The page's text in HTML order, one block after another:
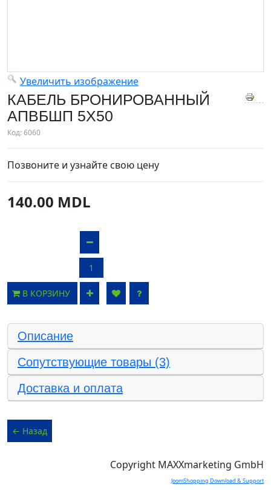
Увеличить изображение
КАБЕЛЬ БРОНИРОВАННЫЙ
АПВБШП 5X50
Код:6060
Позвоните и узнайте свою цену
140.00 MDL
В КОРЗИНУ
Описание
Сопутствующие товары (3)
Доставка и оплата
Copyright MAXXmarketing GmbH
JoomShopping Download & Support